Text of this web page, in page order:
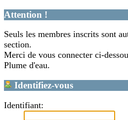
Attention !
Seuls les membres inscrits sont
section.
Merci de vous connecter ci-
Plume d'eau.
Identifiez-vous
Identifiant: